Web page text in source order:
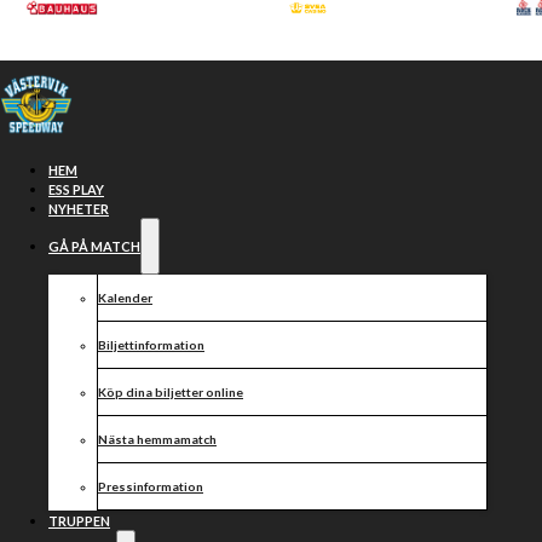
Hoppa till huvudinnehåll
HEM
ESS PLAY
NYHETER
GÅ PÅ MATCH
Kalender
Biljettinformation
Köp dina biljetter online
Nästa hemmamatch
Pressinformation
TRUPPEN
ALLSVENSKAN
Smålänningarna